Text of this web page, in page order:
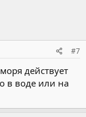
#7
действует
в воде или на